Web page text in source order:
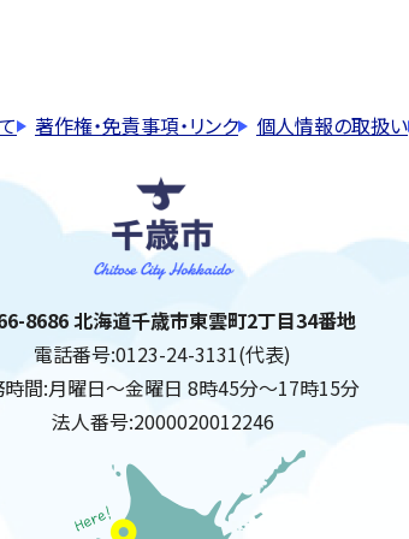
著作権・免責事項・リンク 個人情報の取扱い
千歳市
:
8686 北海道千歳市東雲町2丁目34番地
電話番号:0123-24-3131(代表)
間:月曜日～金曜日 8時45分～17時15分
法人番号:2000020012246